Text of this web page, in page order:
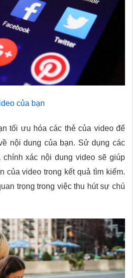
của bạn
tối ưu hóa các thẻ của video để
nội dung của bạn. Sử dụng các
xác nội dung video sẽ giúp
của video trong kết quả tìm kiếm.
trọng trong việc thu hút sự chú